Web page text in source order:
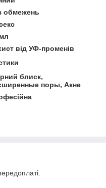
обмежень
від УФ-променів
блиск,
поры, Акне